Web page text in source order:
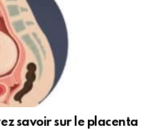
savoir sur le placenta